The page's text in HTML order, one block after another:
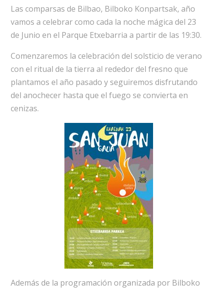
Las comparsas de Bilbao, Bilboko Konpartsak, año
vamos a celebrar como cada la noche mágica del 23
de Junio en el Parque Etxebarria a partir de las 19:30.
Comenzaremos la celebración del solsticio de verano
con el ritual de la tierra al rededor del fresno que
plantamos el año pasado y seguiremos disfrutando
del anochecer hasta que el fuego se convierta en
cenizas.
Además de la programación organizada por Bilboko